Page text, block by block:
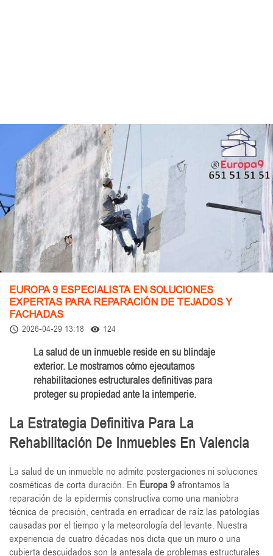
EUROPA 9 ESPECIALISTA EN SOLUCIONES
EXPERTAS PARA REPARACIÓN DE TEJADOS Y
FACHADAS
access_time 2026-04-29 13:18 remove_red_eye 124
La salud de un inmueble reside en su blindaje
exterior. Le mostramos cómo ejecutamos
rehabilitaciones estructurales definitivas para
proteger su propiedad ante la intemperie.
La Estrategia Definitiva Para La
Rehabilitación De Inmuebles En Valencia
La salud de un inmueble no admite postergaciones ni soluciones
cosméticas de corta duración. En Europa 9afrontamos la
reparación de la epidermis constructiva como una maniobra
técnica de precisión, centrada en erradicar de raíz las patologías
causadas por el tiempo y la meteorología del levante. Nuestra
experiencia de cuatro décadas nos dicta que un muro o una
cubierta descuidados son la antesala de problemas estructurales